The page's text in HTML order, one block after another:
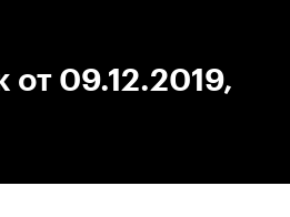
09.12.2019,